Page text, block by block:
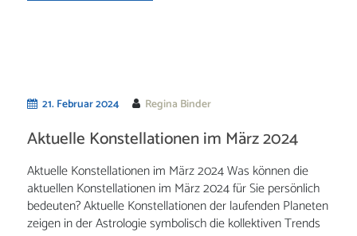
21. Februar 2024 Regina Binder
Aktuelle Konstellationen im März 2024
Aktuelle Konstellationen im März 2024 Was können die
aktuellen Konstellationen im März 2024 für Sie persönlich
bedeuten? Aktuelle Konstellationen der laufenden Planeten
zeigen in der Astrologie symbolisch die kollektiven Trends